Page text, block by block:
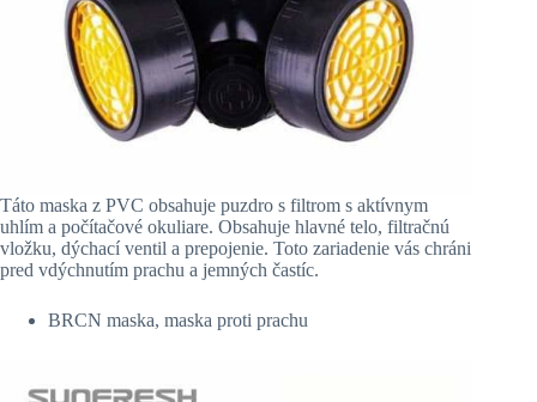
Táto maska z PVC obsahuje puzdro s filtrom s aktívnym
uhlím a počítačové okuliare. Obsahuje hlavné telo, filtračnú
vložku, dýchací ventil a prepojenie. Toto zariadenie vás chráni
pred vdýchnutím prachu a jemných častíc.
BRCN maska, maska proti prachu